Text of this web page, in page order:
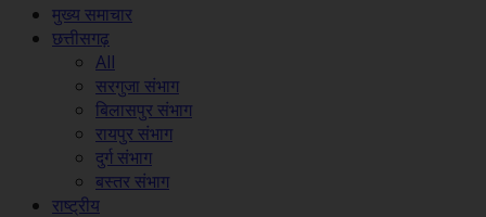
मुख्य समाचार
छत्तीसगढ़
All
सरगुजा संभाग
बिलासपुर संभाग
रायपुर संभाग
दुर्ग संभाग
बस्तर संभाग
राष्ट्रीय